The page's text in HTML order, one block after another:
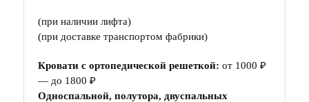
(при наличии лифта)
(при доставке транспортом фабрики)
Кровати с ортопедической решеткой: от 1000 ₽
— до 1800 ₽
Односпальной, полутора, двуспальных